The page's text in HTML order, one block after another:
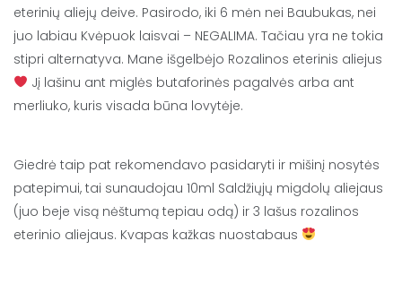
eterinių aliejų deive. Pasirodo, iki 6 mėn nei Baubukas, nei
juo labiau Kvėpuok laisvai – NEGALIMA. Tačiau yra ne tokia
stipri alternatyva. Mane išgelbėjo Rozalinos eterinis aliejus
Jį lašinu ant miglės butaforinės pagalvės arba ant
merliuko, kuris visada būna lovytėje.
Giedrė taip pat rekomendavo pasidaryti ir mišinį nosytės
patepimui, tai sunaudojau 10ml Saldžiųjų migdolų aliejaus
(juo beje visą nėštumą tepiau odą) ir 3 lašus rozalinos
eterinio aliejaus. Kvapas kažkas nuostabaus